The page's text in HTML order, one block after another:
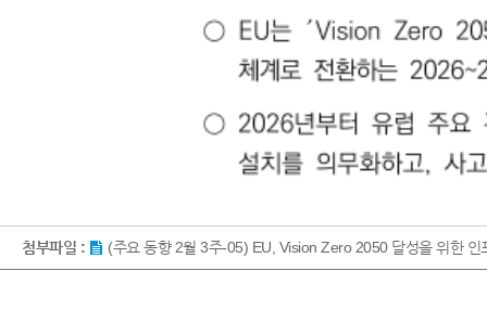
첨부파일 : (주요 동향 2월 3주-05) EU, Vision Zero 2050 달성을 위한 인